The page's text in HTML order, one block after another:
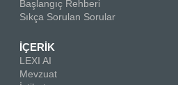
Başlangıç Rehberi
Sıkça Sorulan Sorular
İÇERİK
LEXI AI
Mevzuat